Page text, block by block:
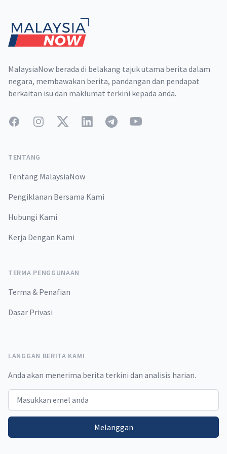
MalaysiaNow berada di belakang tajuk utama berita dalam
negara, membawakan berita, pandangan dan pendapat
berkaitan isu dan maklumat terkini kepada anda.
FacebookInstagramTwitterLinkedInTelegramYouTube
TENTANG
Tentang MalaysiaNow
Pengiklanan Bersama Kami
Hubungi Kami
Kerja Dengan Kami
TERMA PENGGUNAAN
Terma & Penafian
Dasar Privasi
LANGGAN BERITA KAMI
Anda akan menerima berita terkini dan analisis harian.
Email address
Melanggan